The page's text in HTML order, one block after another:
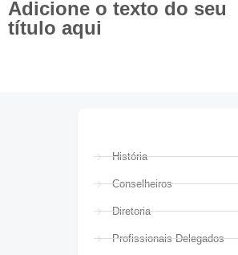
Adicione o texto do seu
título aqui
História
Conselheiros
Diretoria
Profissionais Delegados